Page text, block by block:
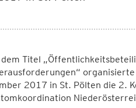
Titel
2017 in St. Pölten die 2.